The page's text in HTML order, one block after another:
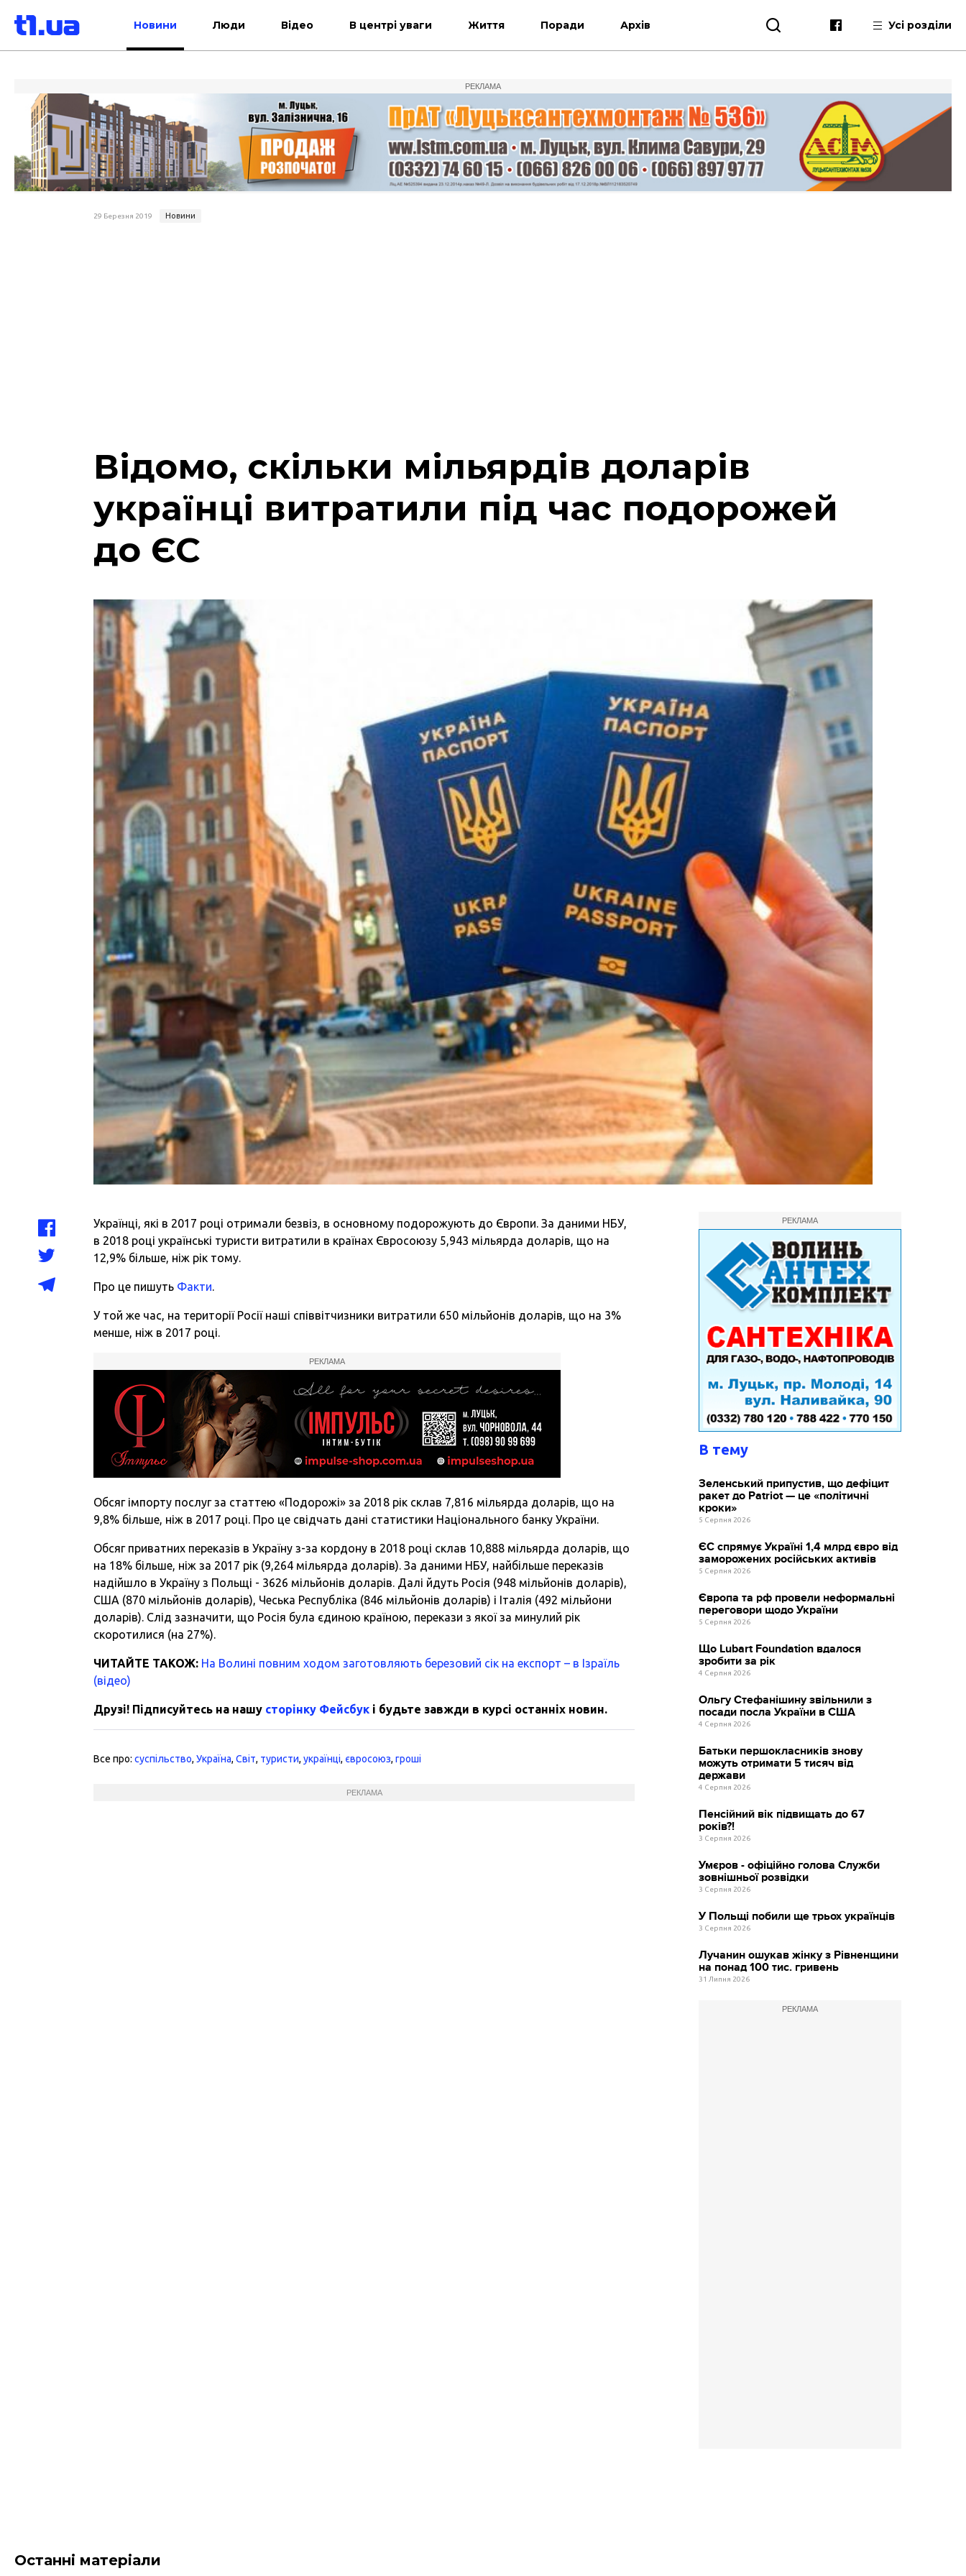
Новини Люди Відео В центрі уваги Життя Поради Архів Усі розділи
РЕКЛАМА
29 Березня 2019 Новини
Відомо, скільки мільярдів доларів
українці витратили під час подорожей
до ЄС
Українці, які в 2017 році отримали безвіз, в основному подорожують до Європи. За даними НБУ,
в 2018 році українські туристи витратили в країнах Євросоюзу 5,943 мільярда доларів, що на
12,9% більше, ніж рік тому.
Про це пишуть Факти
У той же час, на території Росії наші співвітчизники витратили 650 мільйонів доларів, що на 3%
менше, ніж в 2017 році.
РЕКЛАМА
Обсяг імпорту послуг за статтею «Подорожі» за 2018 рік склав 7,816 мільярда доларів, що на
9,8% більше, ніж в 2017 році. Про це свідчать дані статистики Національного банку України.
Обсяг приватних переказів в Україну з-за кордону в 2018 році склав 10,888 мільярда доларів, що
на 18% більше, ніж за 2017 рік (9,264 мільярда доларів). За даними НБУ, найбільше переказів
надійшло в Україну з Польщі - 3626 мільйонів доларів. Далі йдуть Росія (948 мільйонів доларів),
США (870 мільйонів доларів), Чеська Республіка (846 мільйонів доларів) і Італія (492 мільйони
доларів). Слід зазначити, що Росія була єдиною країною, перекази з якої за минулий рік
скоротилися (на 27%).
ЧИТАЙТЕ ТАКОЖ: На Волині повним ходом заготовляють березовий сік на експорт – в Ізраїль
(відео)
Друзі! Підписуйтесь на нашу сторінку Фейсбук і будьте завжди в курсі останніх новин.
Все про:суспільство,Україна,Світ, туристи,українці, євросоюз,гроші
РЕКЛАМА
РЕКЛАМА
В тему
Зеленський припустив, що дефіцит
ракет до Patriot — це «політичні
кроки»
5 Серпня 2026
ЄС спрямує Україні 1,4 млрд євро від
заморожених російських активів
5 Серпня 2026
Європа та рф провели неформальні
переговори щодо України
5 Серпня 2026
Що Lubart Foundation вдалося
зробити за рік
4 Серпня 2026
Ольгу Стефанішину звільнили з
посади посла України в США
4 Серпня 2026
Батьки першокласників знову
можуть отримати 5 тисяч від
держави
4 Серпня 2026
Пенсійний вік підвищать до 67
років?!
3 Серпня 2026
Умєров - офіційно голова Служби
зовнішньої розвідки
3 Серпня 2026
У Польщі побили ще трьох українців
3 Серпня 2026
Лучанин ошукав жінку з Рівненщини
на понад 100 тис. гривень
31 Липня 2026
РЕКЛАМА
Останні матеріали